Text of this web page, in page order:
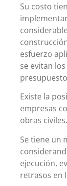
Su costo
esfuerzo
se evitan
Existe la
empresas
obras civiles.
Se tiene un
ejecución,
retrasos en